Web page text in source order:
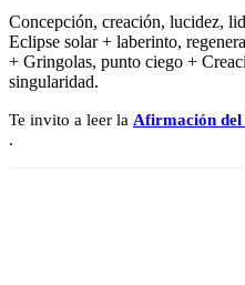
Concepción, creación, lucidez,
Eclipse solar + laberinto,
+ Gringolas, punto ciego +
singularidad.
Te invito a leer la Afirmación del
.